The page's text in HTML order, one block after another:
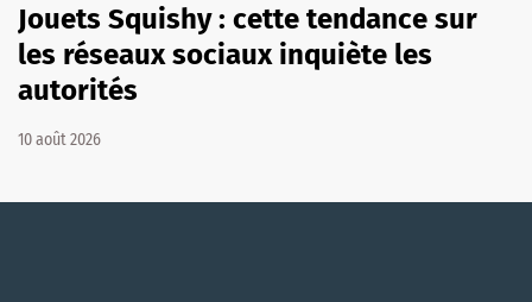
Jouets Squishy : cette tendance sur
les réseaux sociaux inquiète les
autorités
10 août 2026